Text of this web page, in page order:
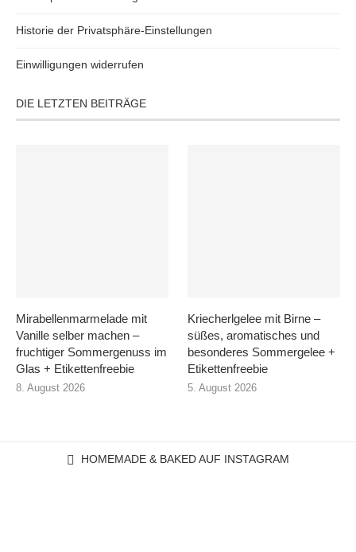
Historie der Privatsphäre-Einstellungen
Einwilligungen widerrufen
DIE LETZTEN BEITRÄGE
Mirabellenmarmelade mit
Vanille selber machen –
fruchtiger Sommergenuss im
Glas + Etikettenfreebie
8. August 2026
Kriecherlgelee mit Birne –
süßes, aromatisches und
besonderes Sommergelee +
Etikettenfreebie
5. August 2026
HOMEMADE & BAKED AUF INSTAGRAM